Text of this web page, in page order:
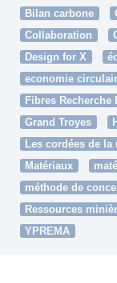
Bilan carbone
Collaboration
Design for X
economie
Fibres Recherche
Grand Troyes
Les cordées de la
Matériaux
méthode de
Ressources
YPREMA